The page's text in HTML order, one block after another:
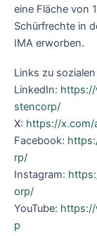
eine Fläche von
Schürfrechte in
IMA erworben.
Links zu
LinkedIn: https://
stencorp/
X: https://x.com/
Facebook:
rp/
Instagram:
orp/
YouTube: https://
p